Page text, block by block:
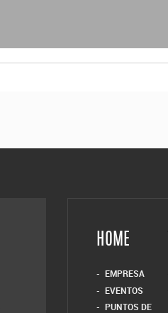
HOME
EMPRESA
EVENTOS
PUNTOS DE